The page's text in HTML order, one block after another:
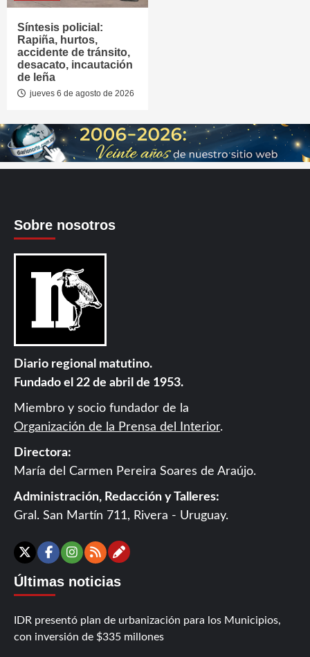
Síntesis policial:
Rapiña, hurtos,
accidente de tránsito,
desacato, incautación
de leña
jueves 6 de agosto de 2026
Sobre nosotros
Diario regional matutino.
Fundado el 22 de abril de 1953.
Miembro y socio fundador de la
Organización de la Prensa del Interior.
Directora:
María del Carmen Pereira Soares de Araújo.
Administración, Redacción y Talleres:
Gral. San Martín 711, Rivera - Uruguay.
X Facebook
Instagram
RSSContáctanos
Últimas noticias
IDR presentó plan de urbanización para los Municipios,
con inversión de $335 millones